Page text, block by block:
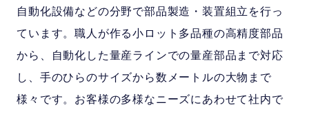
自動化設備などの分野で部品製造・装置組立を行っ
ています。職人が作る小ロット多品種の高精度部品
から、自動化した量産ラインでの量産部品まで対応
し、手のひらのサイズから数メートルの大物まで
様々です。お客様の多様なニーズにあわせて社内で